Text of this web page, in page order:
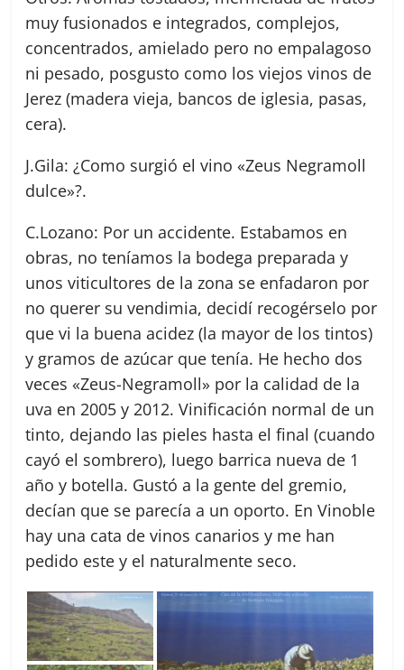
muy fusionados e integrados, complejos,
concentrados, amielado pero no empalagoso
ni pesado, posgusto como los viejos vinos de
Jerez (madera vieja, bancos de iglesia, pasas,
cera).
J.Gila: ¿Como surgió el vino «Zeus Negramoll
dulce»?.
C.Lozano: Por un accidente. Estabamos en
obras, no teníamos la bodega preparada y
unos viticultores de la zona se enfadaron por
no querer su vendimia, decidí recogérselo por
que vi la buena acidez (la mayor de los tintos)
y gramos de azúcar que tenía. He hecho dos
veces «Zeus-Negramoll» por la calidad de la
uva en 2005 y 2012. Vinificación normal de un
tinto, dejando las pieles hasta el final (cuando
cayó el sombrero), luego barrica nueva de 1
año y botella. Gustó a la gente del gremio,
decían que se parecía a un oporto. En Vinoble
hay una cata de vinos canarios y me han
pedido este y el naturalmente seco.